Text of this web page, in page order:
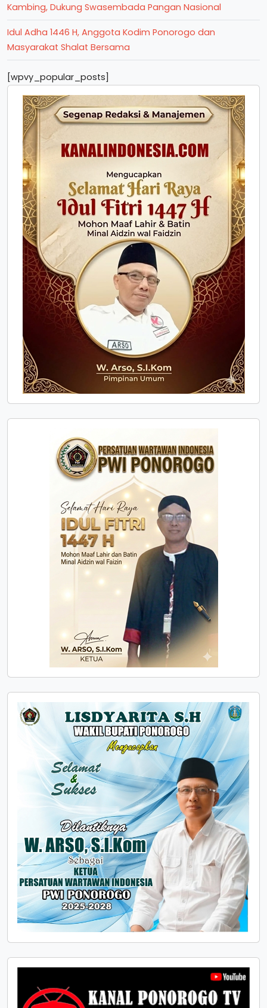
Kambing, Dukung Swasembada Pangan Nasional
Idul Adha 1446 H, Anggota Kodim Ponorogo dan
Masyarakat Shalat Bersama
[wpvy_popular_posts]